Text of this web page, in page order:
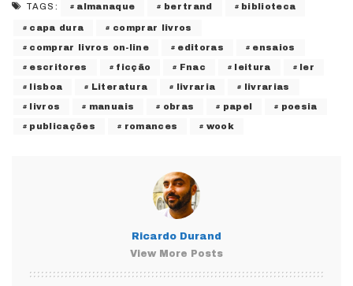
TAGS: almanaque bertrand biblioteca
capa dura comprar livros
comprar livros on-line editoras ensaios
escritores ficção Fnac leitura ler
lisboa Literatura livraria livrarias
livros manuais obras papel poesia
publicações romances wook
Ricardo Durand
View More Posts